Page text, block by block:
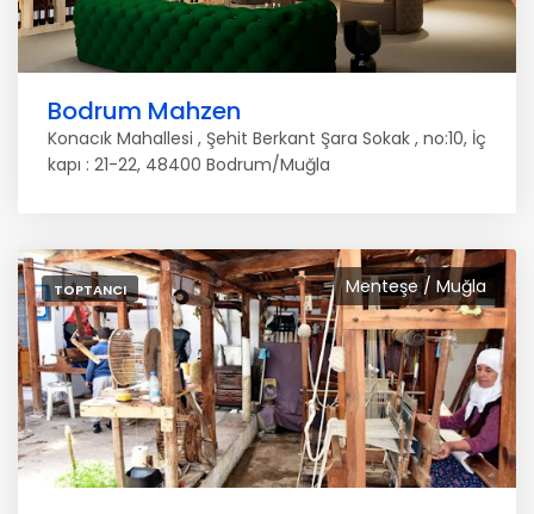
Bodrum Mahzen
Konacık Mahallesi , Şehit Berkant Şara Sokak , no:10, İç
kapı : 21-22, 48400 Bodrum/Muğla
Menteşe / Muğla
TOPTANCI